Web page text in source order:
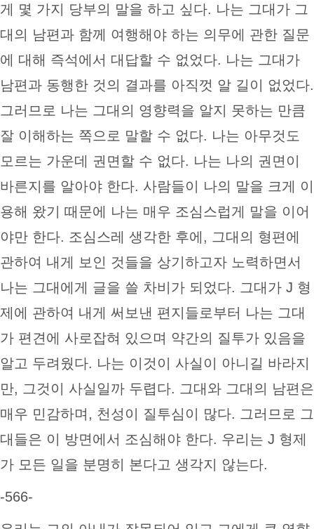
게 몇 가지 당부의 말을 하고 싶다. 나는 그대가 그
대의 남편과 함께 여행해야 하는 의무에 관한 질문
에 대해 즉석에서 대답할 수 없었다. 나는 그대가
남편과 동행한 것의 결과를 아직껏 알 길이 없었다.
그러므로 나는 그대의 영향력을 알지 못하는 만큼
잘 이해하는 쪽으로 말할 수 없다. 나는 아무것도
모르는 가운데 권면할 수 없다. 나는 나의 권면이
바른지를 알아야 한다. 사람들이 나의 말을 크게 이
용해 왔기 때문에 나는 매우 조심스럽게 말을 이어
야만 한다. 조심스레 생각한 후에, 그대의 형편에
관하여 내게 보인 것들을 상기하고자 노력하면서
나는 그대에게 글을 쓸 차비가 되었다. 그대가 J 형
제에 관하여 내게 써보낸 편지들로부터 나는 그대
가 편견에 사로잡혀 있으며 약간의 질투가 있음을
알고 두려웠다. 나는 이것이 사실이 아니길 바라지
만, 그것이 사실일까 두렵다. 그대와 그대의 남편은
매우 민감하며, 천성이 질투심이 많다. 그러므로 그
대들은 이 방면에서 조심해야 한다. 우리는 J 형제
가 모든 일을 분명히 본다고 생각지 않는다.
-566-